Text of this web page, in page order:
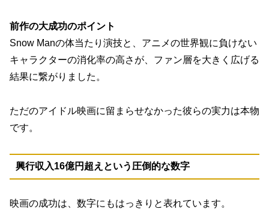
前作の大成功のポイント
Snow Manの体当たり演技と、アニメの世界観に負けない
キャラクターの消化率の高さが、ファン層を大きく広げる
結果に繋がりました。
ただのアイドル映画に留まらせなかった彼らの実力は本物
です。
興行収入16億円超えという圧倒的な数字
映画の成功は、数字にもはっきりと表れています。